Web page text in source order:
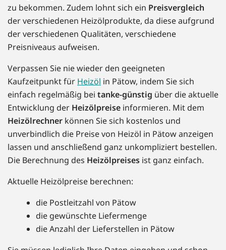
zu bekommen. Zudem lohnt sich ein Preisvergleich
der verschiedenen Heizölprodukte, da diese aufgrund
der verschiedenen Qualitäten, verschiedene
Preisniveaus aufweisen.
Verpassen Sie nie wieder den geeigneten
Kaufzeitpunkt für Heizöl in Pätow, indem Sie sich
einfach regelmäßig bei tanke-günstig über die aktuelle
Entwicklung der Heizölpreise informieren. Mit dem
Heizölrechner können Sie sich kostenlos und
unverbindlich die Preise von Heizöl in Pätow anzeigen
lassen und anschließend ganz unkompliziert bestellen.
Die Berechnung des Heizölpreises ist ganz einfach.
Aktuelle Heizölpreise berechnen:
die Postleitzahl von Pätow
die gewünschte Liefermenge
die Anzahl der Lieferstellen in Pätow